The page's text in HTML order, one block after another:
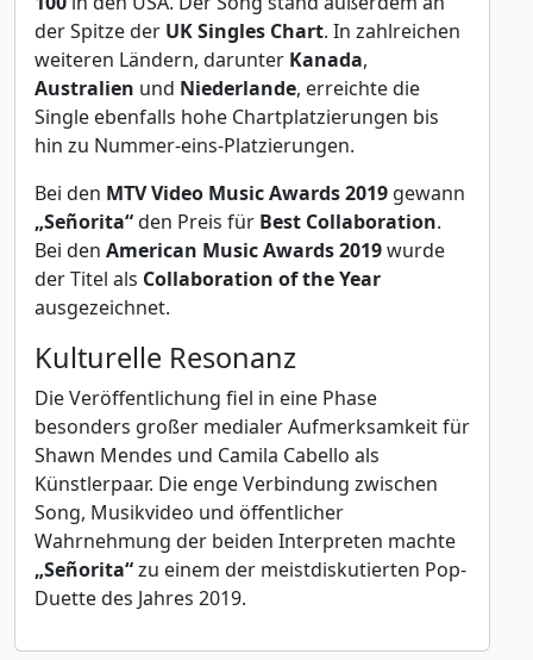
der Spitze der UK Singles Chart. In zahlreichen
weiteren Ländern, darunter Kanada,
Australien und Niederlande, erreichte die
Single ebenfalls hohe Chartplatzierungen bis
hin zu Nummer-eins-Platzierungen.
Bei den MTV Video Music Awards 2019 gewann
„Señorita“den Preis für Best Collaboration.
Bei den American Music Awards 2019wurde
der Titel als Collaboration of the Year
ausgezeichnet.
Kulturelle Resonanz
Die Veröffentlichung fiel in eine Phase
besonders großer medialer Aufmerksamkeit für
Shawn Mendes und Camila Cabello als
Künstlerpaar. Die enge Verbindung zwischen
Song, Musikvideo und öffentlicher
Wahrnehmung der beiden Interpreten machte
„Señorita“zu einem der meistdiskutierten Pop-
Duette des Jahres 2019.